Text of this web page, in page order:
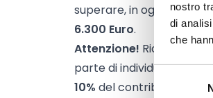
nostro
di
che
Selezione
del
superare, in ogni caso, il
6.300 Euro.
Attenzione!
parte di individui,
10% del contributo